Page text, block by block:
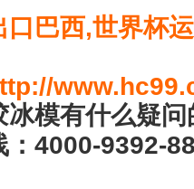
口巴西,世界杯
模有什么疑
4000-9392-